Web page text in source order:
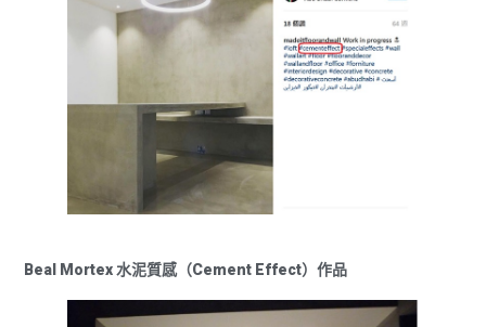
Beal Mortex 水泥質感（Cement Effect）作品